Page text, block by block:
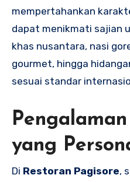
mempertahankan
dapat menikmati sajian
khas nusantara, nasi
gourmet, hingga
sesuai standar
yang
Di Restoran Pagisore,